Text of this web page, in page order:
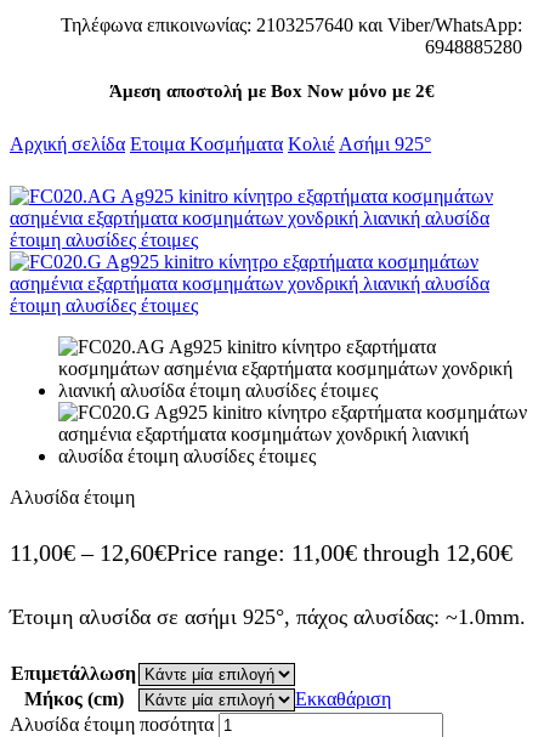
Τηλέφωνα επικοινωνίας: 2103257640 και Viber/WhatsApp:
6948885280
Άμεση αποστολή με Box Now μόνο με 2€
Αρχική σελίδα Ετοιμα Κοσμήματα Κολιέ Ασήμι 925°
Αλυσίδα έτοιμη
11,00€ – 12,60€Price range: 11,00€ through 12,60€
Έτοιμη αλυσίδα σε ασήμι 925°, πάχος αλυσίδας: ~1.0mm.
Επιμετάλλωση
Μήκος (cm)
Εκκαθάριση
Αλυσίδα έτοιμη ποσότητα